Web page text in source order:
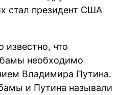
стал президент США
что
необходимо
Владимира Путина.
и Путина называли